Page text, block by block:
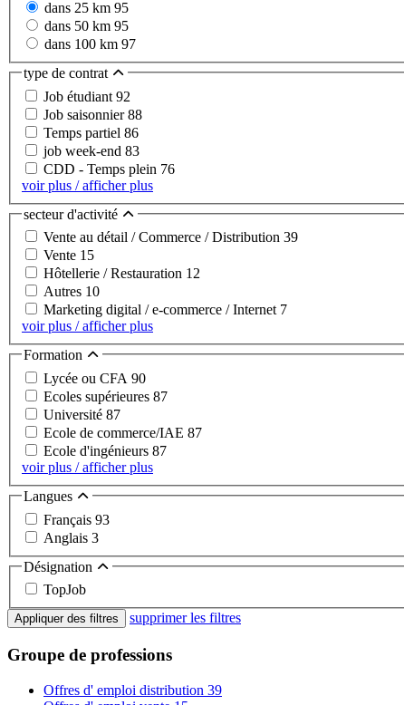
dans 25 km 95
dans 50 km 95
dans 100 km 97
type de contrat
Job étudiant 92
Job saisonnier88
Temps partiel 86
job week-end 83
CDD - Temps plein 76
voir plus / afficher plus
secteur d'activité
Vente au détail / Commerce / Distribution 39
Vente 15
Hôtellerie / Restauration 12
Autres 10
Marketing digital / e-commerce / Internet 7
voir plus / afficher plus
Formation
Lycée ou CFA 90
Ecoles supérieures 87
Université 87
Ecole de commerce/IAE 87
Ecole d'ingénieurs 87
voir plus / afficher plus
Langues
Français 93
Anglais 3
Désignation
TopJob
Appliquer des filtres supprimer les filtres
Groupe de professions
Offres d' emploi distribution 39